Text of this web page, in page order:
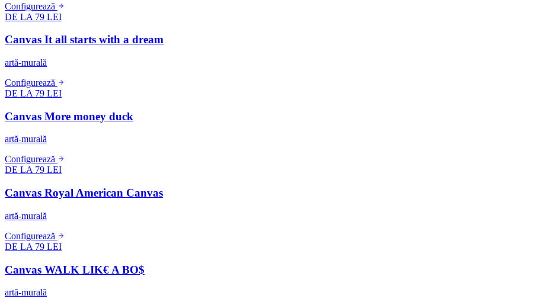
Configurează
DE LA 79 LEI
Canvas It all starts with a dream
artă-murală
Configurează
DE LA 79 LEI
Canvas More money duck
artă-murală
Configurează
DE LA 79 LEI
Canvas Royal American Canvas
artă-murală
Configurează
DE LA 79 LEI
Canvas WALK LIK€ A BO$
artă-murală